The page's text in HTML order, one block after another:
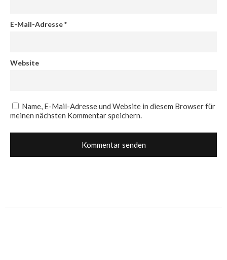
E-Mail-Adresse*
Website
Name, E-Mail-Adresse und Website in diesem Browser für
meinen nächsten Kommentar speichern.